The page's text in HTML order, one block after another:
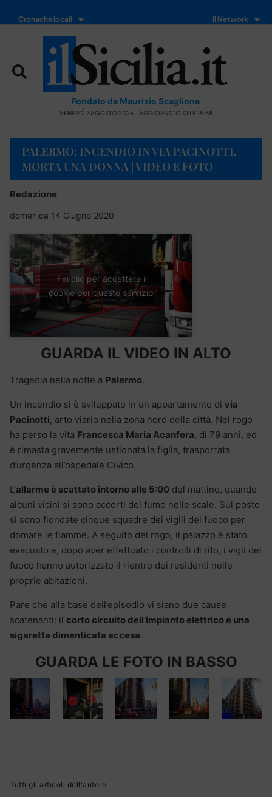
Cronache locali Il Network
Fondato da Maurizio Scaglione
VENERDÌ 7 AGOSTO 2026 - AGGIORNATO ALLE 15:38
PALERMO: INCENDIO IN VIA PACINOTTI,
MORTA UNA DONNA | VIDEO E FOTO
Redazione
domenica 14 Giugno 2020
Fai clic per accettare i
cookie per questo servizio
GUARDA IL VIDEO IN ALTO
Tragedia nella notte a Palermo.
Un incendio si è sviluppato in un appartamento di via
Pacinotti, arto viario nella zona nord della città. Nel rogo
ha perso la vita Francesca Maria Acanfora, di 79 anni, ed
è rimasta gravemente ustionata la figlia, trasportata
d’urgenza all’ospedale Civico.
L’allarme è scattato intorno alle 5:00 del mattino, quando
alcuni vicini si sono accorti del fumo nelle scale. Sul posto
si sono fiondate cinque squadre dei vigili del fuoco per
domare le fiamme. A seguito del rogo, il palazzo è stato
evacuato e, dopo aver effettuato i controlli di rito, i vigli del
fuoco hanno autorizzato il rientro dei residenti nelle
proprie abitazioni.
Pare che alla base dell’episodio vi siano due cause
scatenanti: il corto circuito dell’impianto elettrico e una
sigaretta dimenticata accesa.
GUARDA LE FOTO IN BASSO
Tutti gli articoli dell'autore